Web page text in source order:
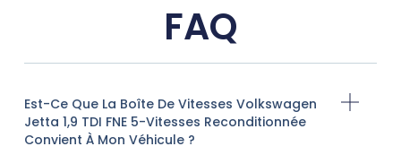
FAQ
Est-Ce Que La Boîte De Vitesses Volkswagen
Jetta 1,9 TDI FNE 5-Vitesses Reconditionnée
Convient À Mon Véhicule ?